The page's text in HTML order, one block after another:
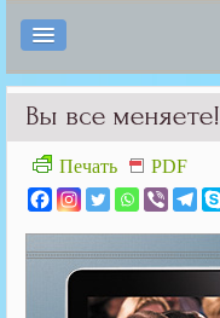
Вы все меняете!
Печать PDF